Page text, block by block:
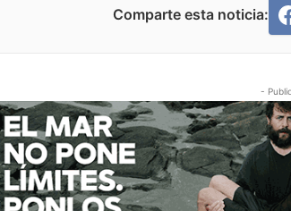
Comparte esta noticia:
-